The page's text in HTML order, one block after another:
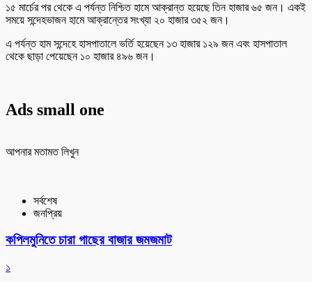
১৫ মার্চের পর থেকে এ পর্যন্ত নিশ্চিত হামে আক্রান্ত হয়েছে তিন হাজার ৬৫ জন। একই
সময়ে সন্দেহভাজন হামে আক্রান্তের সংখ্যা ২০ হাজার ৩৫২ জন।
এ পর্যন্ত হাম সন্দেহে হাসপাতালে ভর্তি হয়েছেন ১৩ হাজার ১২৯ জন এবং হাসপাতাল
থেকে ছাড়া পেয়েছেন ১০ হাজার ৪৯৬ জন।
Ads small one
আপনার মতামত লিখুন
সর্বশেষ
জনপ্রিয়
কপিলমুনিতে চারা গাছের বাজার জমজমাট
১